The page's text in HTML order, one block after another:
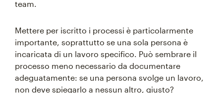
team.
Mettere per iscritto i processi è particolarmente
importante, soprattutto se una sola persona è
incaricata di un lavoro specifico. Può sembrare il
processo meno necessario da documentare
adeguatamente: se una persona svolge un lavoro,
non deve spiegarlo a nessun altro, giusto?